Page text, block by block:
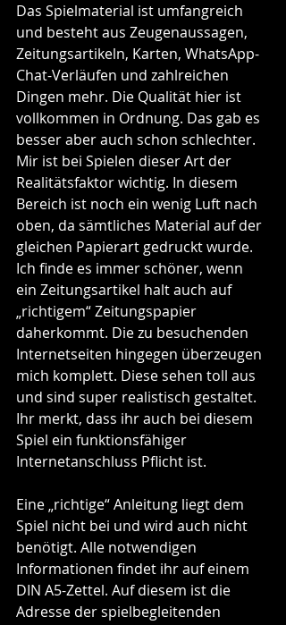
Das Spielmaterial ist umfangreich
und besteht aus Zeugenaussagen,
Zeitungsartikeln, Karten, WhatsApp-
Chat-Verläufen und zahlreichen
Dingen mehr. Die Qualität hier ist
vollkommen in Ordnung. Das gab es
besser aber auch schon schlechter.
Mir ist bei Spielen dieser Art der
Realitätsfaktor wichtig. In diesem
Bereich ist noch ein wenig Luft nach
oben, da sämtliches Material auf der
gleichen Papierart gedruckt wurde.
Ich finde es immer schöner, wenn
ein Zeitungsartikel halt auch auf
„richtigem“ Zeitungspapier
daherkommt. Die zu besuchenden
Internetseiten hingegen überzeugen
mich komplett. Diese sehen toll aus
und sind super realistisch gestaltet.
Ihr merkt, dass ihr auch bei diesem
Spiel ein funktionsfähiger
Internetanschluss Pflicht ist.
Eine „richtige“ Anleitung liegt dem
Spiel nicht bei und wird auch nicht
benötigt. Alle notwendigen
Informationen findet ihr auf einem
DIN A5-Zettel. Auf diesem ist die
Adresse der spielbegleitenden